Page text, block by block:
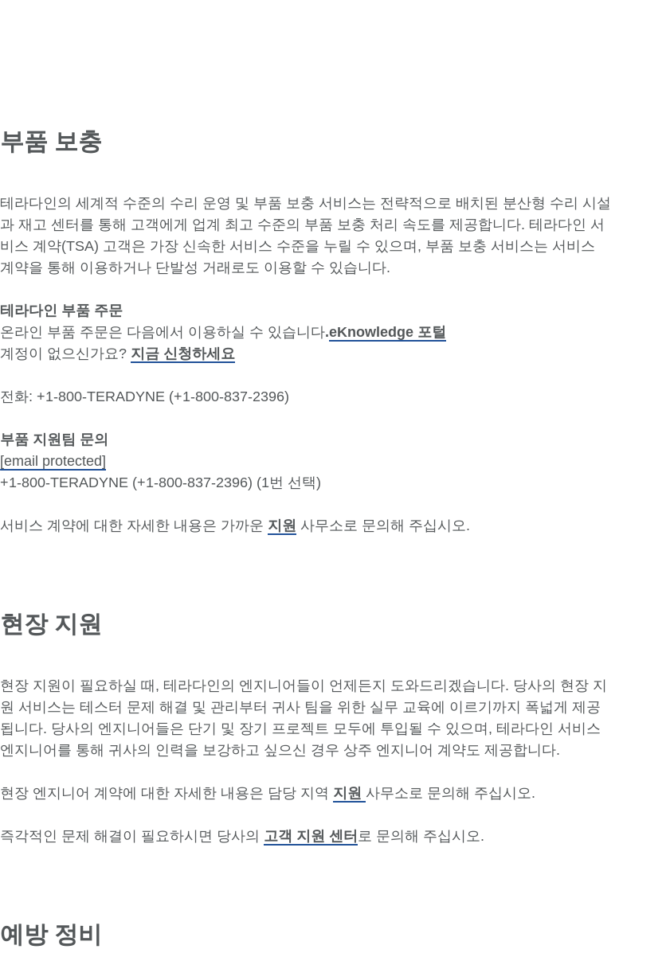
부품 보충
테라다인의 세계적 수준의 수리 운영 및 부품 보충 서비스는 전략적으로 배치된 분산형 수리 시설
과 재고 센터를 통해 고객에게 업계 최고 수준의 부품 보충 처리 속도를 제공합니다. 테라다인 서
비스 계약(TSA) 고객은 가장 신속한 서비스 수준을 누릴 수 있으며, 부품 보충 서비스는 서비스
계약을 통해 이용하거나 단발성 거래로도 이용할 수 있습니다.
테라다인 부품 주문
온라인 부품 주문은 다음에서 이용하실 수 있습니다.eKnowledge 포털
계정이 없으신가요? 지금 신청하세요
전화: +1-800-TERADYNE (+1-800-837-2396)
부품 지원팀 문의
[email protected]
+1-800-TERADYNE (+1-800-837-2396) (1번 선택)
서비스 계약에 대한 자세한 내용은 가까운 지원 사무소로 문의해 주십시오.
현장 지원
현장 지원이 필요하실 때, 테라다인의 엔지니어들이 언제든지 도와드리겠습니다. 당사의 현장 지
원 서비스는 테스터 문제 해결 및 관리부터 귀사 팀을 위한 실무 교육에 이르기까지 폭넓게 제공
됩니다. 당사의 엔지니어들은 단기 및 장기 프로젝트 모두에 투입될 수 있으며, 테라다인 서비스
엔지니어를 통해 귀사의 인력을 보강하고 싶으신 경우 상주 엔지니어 계약도 제공합니다.
현장 엔지니어 계약에 대한 자세한 내용은 담당 지역 지원 사무소로 문의해 주십시오.
즉각적인 문제 해결이 필요하시면 당사의 고객 지원 센터 로 문의해 주십시오.
예방 정비